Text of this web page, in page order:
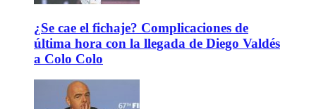
¿Se cae el fichaje? Complicaciones de
última hora con la llegada de Diego Valdés
a Colo Colo